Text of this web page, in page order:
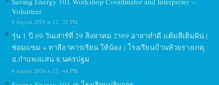
Volunteer
8 August 2026 at 12 : 22 PM
รุ่น 1 ปี 69 วันเสาร์ที่ 29 สิงหาคม 2569 อาสาทำดี แต้มสีเติมฝัน (
ซ่อมแซม + ทาสีอาคารเรียน ให้น้อง ) โรงเรียนบ้านห้วยรางเกตุ
อ.กำแพงแสน จ.นครปฐม
8 August 2026 at 12 : 44 PM